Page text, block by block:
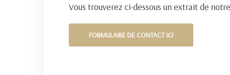
Vous trouverez ci-dessous un extrait de
FORMULAIRE DE CONTACT ICI